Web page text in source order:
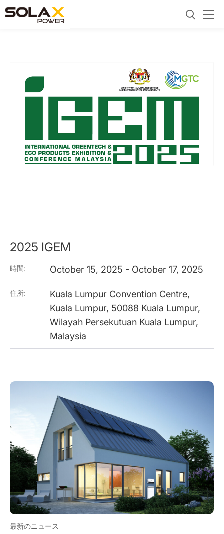
2025 IGEM
時間: October 15, 2025 - October 17, 2025
住所:
Kuala Lumpur Convention Centre,
Kuala Lumpur, 50088 Kuala Lumpur,
Wilayah Persekutuan Kuala Lumpur,
Malaysia
最新のニュース